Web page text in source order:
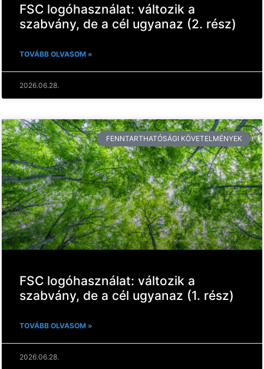
FSC logóhasználat: változik a
szabvány, de a cél ugyanaz (2. rész)
TOVÁBB OLVASOM »
2026.06.28.
FENNTARTHATÓSÁGI KÖVETELMÉNYEK
FSC logóhasználat: változik a
szabvány, de a cél ugyanaz (1. rész)
TOVÁBB OLVASOM »
2026.06.28.